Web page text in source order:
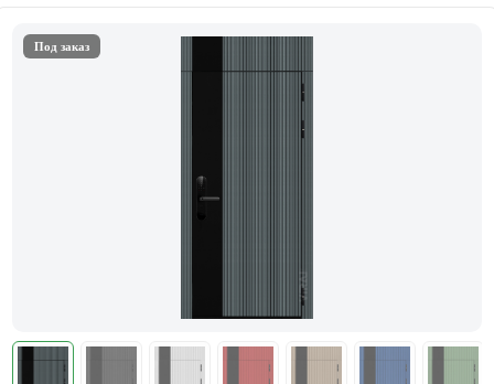
Под заказ